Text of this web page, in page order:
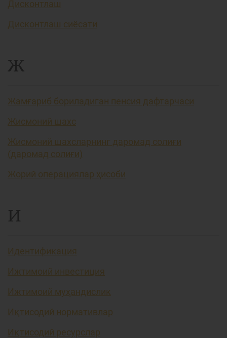
Дисконтлаш
Дисконтлаш сиёсати
Ж
Жамғариб бориладиган пенсия дафтарчаси
Жисмоний шахс
Жисмоний шахсларнинг даромад солиғи
(даромад солиғи)
Жорий операциялар ҳисоби
И
Идентификация
Ижтимоий инвестиция
Ижтимоий муҳандислик
Иқтисодий нормативлар
Иқтисодий ресурслар